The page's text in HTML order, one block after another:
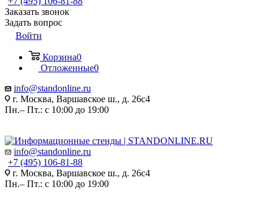
Заказать звонок
Задать вопрос
Войти
Корзина0
Отложенные0
info@standonline.ru
г. Москва, Варшавское ш., д. 26с4
Пн.– Пт.: с 10:00 до 19:00
info@standonline.ru
+7 (495) 106-81-88
г. Москва, Варшавское ш., д. 26с4
Пн.– Пт.: с 10:00 до 19:00